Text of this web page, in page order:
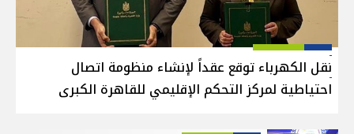
نقل الكهرباء توقع عقداً لإنشاء منظومة اتصال
احتياطية لمركز التحكم الإقليمي للقاهرة الكبرى